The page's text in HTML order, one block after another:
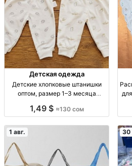
Детская одежда
Детские хлопковые штанишки
оптом, размер 1–3 месяца
стандарт, 1–3 мес., опт
1,49 $ ≈130 сом
1 авг. 30